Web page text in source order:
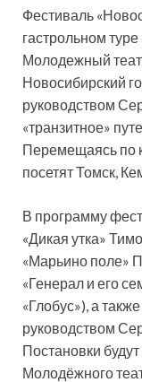
Фестиваль
гастрольном
Молодежный
Новосибирский
руководством
«транзитное»
Перемещаясь по
посетят Томск,
В программу
«Дикая утка»
«Марьино поле»
«Генерал и его
«Глобус»), а
руководством
Постановки
Молодёжного